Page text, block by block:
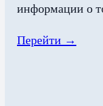
информации о
Перейти →